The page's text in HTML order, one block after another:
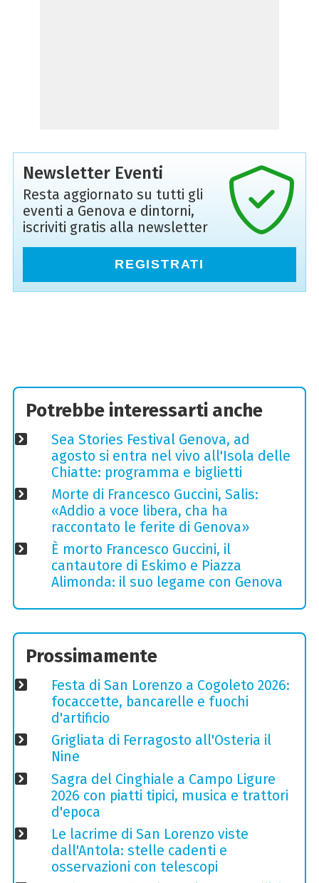
Newsletter Eventi
Resta aggiornato su tutti gli
eventi a Genova e dintorni,
iscriviti gratis alla newsletter
REGISTRATI
Potrebbe interessarti anche
Sea Stories Festival Genova, ad
agosto si entra nel vivo all'Isola delle
Chiatte: programma e biglietti
Morte di Francesco Guccini, Salis:
«Addio a voce libera, cha ha
raccontato le ferite di Genova»
È morto Francesco Guccini, il
cantautore di Eskimo e Piazza
Alimonda: il suo legame con Genova
Prossimamente
Festa di San Lorenzo a Cogoleto 2026:
focaccette, bancarelle e fuochi
d'artificio
Grigliata di Ferragosto all'Osteria il
Nine
Sagra del Cinghiale a Campo Ligure
2026 con piatti tipici, musica e trattori
d'epoca
Le lacrime di San Lorenzo viste
dall'Antola: stelle cadenti e
osservazioni con telescopi